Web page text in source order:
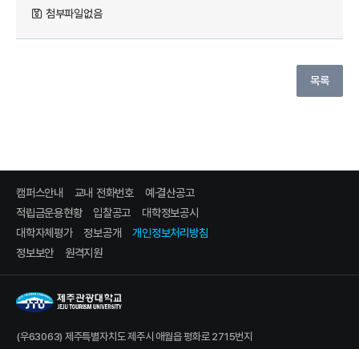
첨부파일없음
목록
캠퍼스안내 교내 전화번호
예·결산공고
적립금운용현황
입찰공고
대학정보공시
대학자체평가
정보공개
개인정보처리방침
정보보안
원격지원
(우63063) 제주특별자치도 제주시 애월읍 평화로 2715번지